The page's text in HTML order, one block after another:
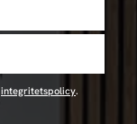
integritetspolicy.